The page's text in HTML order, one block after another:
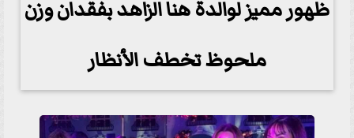
ظهور مميز لوالدة هنا الزاهد بفقدان وزن
ملحوظ تخطف الأنظار